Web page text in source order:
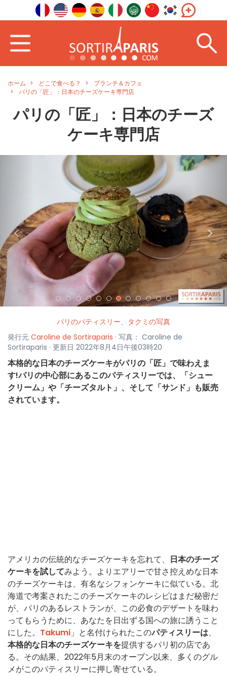
ホーム どこで食べる？
ブランチ＆カフェ
パリの「匠」：日本のチーズケーキ専門店
パリの「匠」：日本のチーズ
ケーキ専門店
< >
パリのパティスリー、タクミの写真
発行元 Caroline de Sortiraparis · 写真： Caroline de
Sortiraparis · 更新日 2022年8月4日午後03時20
本格的な日本のチーズケーキがパリの「匠」で味わえま
す!パリの中心部にあるこのパティスリーでは、「シュー
クリーム」や「チーズタルト」、そして「サンド」も販売
されています。
アメリカの伝統的なチーズケーキを忘れて、 日本のチーズ
ケーキを試してみよう。よりエアリーで甘さ控えめな日本
のチーズケーキは、有名なシフォンケーキに似ている。北
海道で考案されたこのチーズケーキのレシピはまだ秘密だ
が、パリのあるレストランが、この必食のデザートを味わ
ってもらうために、あなたを日出ずる国への旅に誘うこと
にした。 Takumi 」と名付けられたこのパティスリーは、
本格的な日本のチーズケーキを提供するパリ初の店であ
る。その結果、2022年5月末のオープン以来、多くのグル
メがこのパティスリーに押し寄せている。